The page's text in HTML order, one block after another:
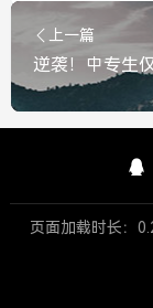
上一篇
页面加载时长：